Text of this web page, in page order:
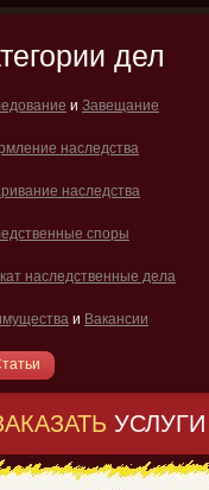
дел
и Завещание
наследства
наследства
споры
наследственные дела
и Вакансии
УСЛУГИ